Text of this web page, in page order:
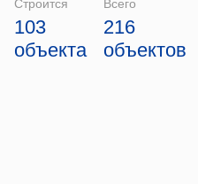
Строится
103
объекта
Всего
216
объектов